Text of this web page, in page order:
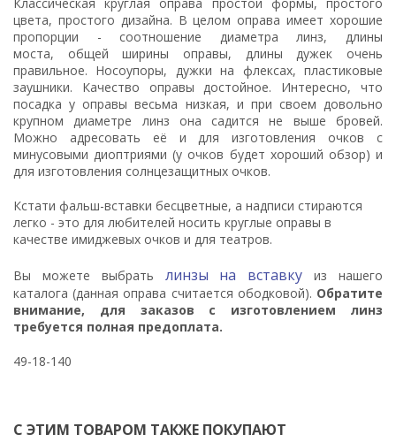
цвета, простого дизайна. В целом оправа имеет хорошие
пропорции - соотношение диаметра линз, длины
моста, общей ширины оправы, длины дужек очень
правильное. Носоупоры, дужки на флексах, пластиковые
заушники. Качество оправы достойное. Интересно, что
посадка у оправы весьма низкая, и при своем довольно
крупном диаметре линз она садится не выше бровей.
Можно адресовать её и для изготовления очков с
минусовыми диоптриями (у очков будет хороший обзор) и
для изготовления солнцезащитных очков.
Кстати фальш-вставки бесцветные, а надписи стираются
легко - это для любителей носить круглые оправы в
качестве имиджевых очков и для театров.
Вы можете выбрать линзы на вставку из нашего
каталога (данная оправа считается ободковой). Обратите
внимание, для заказов с изготовлением линз
требуется полная предоплата.
49-18-140
С ЭТИМ ТОВАРОМ ТАКЖЕ ПОКУПАЮТ